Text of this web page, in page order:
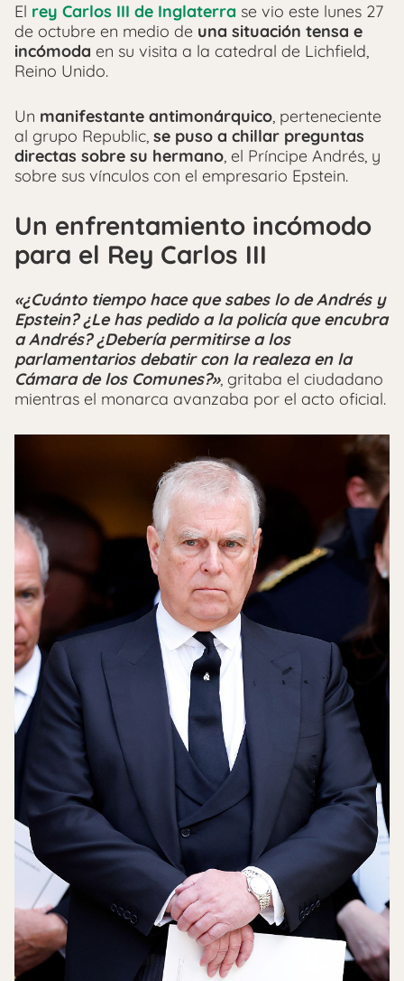
El rey Carlos III de Inglaterra se vio este lunes 27
de octubre en medio de una situación tensa e
incómoda en su visita a la catedral de Lichfield,
Reino Unido.
Un manifestante antimonárquico, perteneciente
al grupo Republic, se puso a chillar preguntas
directas sobre su hermano, el Príncipe Andrés, y
sobre sus vínculos con el empresario Epstein.
Un enfrentamiento incómodo
para el Rey Carlos III
«¿Cuánto tiempo hace que sabes lo de Andrés y
Epstein? ¿Le has pedido a la policía que encubra
a Andrés? ¿Debería permitirse a los
parlamentarios debatir con la realeza en la
Cámara de los Comunes?», gritaba el ciudadano
mientras el monarca avanzaba por el acto oficial.